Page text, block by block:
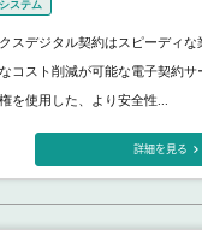
ステム
スデジタル契約はスピーディな
コスト削減が可能な電子契約サ
を使用した、より安全性...
詳細を見る